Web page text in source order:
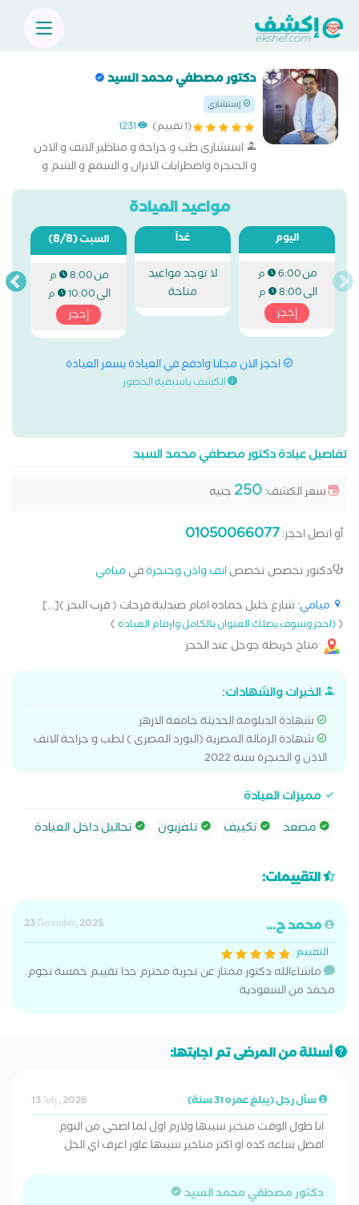
دكتور مصطفي محمد السيد
إستشاري
(1 تقييم) 1231
استشارى طب و جراحة و مناظير الانف و الاذن
و الحنجرة واضطرابات الاتزان و السمع و الشم و
التنفس
مواعيد العيادة
اليوم
من6:00 م
الى8:00 م
إحجز
غداً
لا توجد مواعيد
متاحة
السبت(8/8)
من8:00 م
الى10:00 م
إحجز
احجز الان مجانا وادفع في العيادة بسعر العيادة
الكشف باسبقية الحضور
تفاصيل عيادة دكتور مصطفي محمد السيد
سعر الكشف:250جنيه
أو اتصل احجز:01050066077
دكتور تخصص تخصصانف واذن وحنجرةفي ميامي
ميامي: شارع خليل حماده امام صيدلية فرحات ( قرب البحر )[...]
((احجز وسوف يصلك العنوان بالكامل وارقام العيادة)
متاح خريطة جوجل عند الحجز
الخبرات والشهادات:
شهادة الدبلومة الحديثة جامعة الازهر
شهادة الزمالة المصرية (البورد المصرى ) لطب و جراحة الانف
الاذن و الحنجرة سنه 2022
مميزات العيادة
مصعد
تكييف تلفزيون تحاليل داخل العيادة
التقييمات:
محمد ح...
23 December, 2025
التقييم :
ماشاءالله دكتور ممتاز عن تجربة محترم جدا تقييم خمسة نجوم.
محمد من السعودية
أسئلة من المرضى تم اجابتها:
سأل رجل (يبلغ عمره 31 سنة) 13 July, 2026
انا طول الوقت منخير سيبها ولازم اول لما اصحي من النوم
افضل ساعه كده او اكتر مناخير سيبها عاوز اعرف اي الحل
دكتور مصطفي محمد السيد